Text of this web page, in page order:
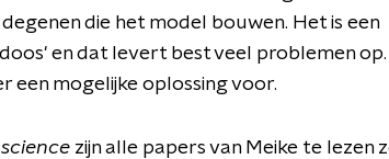
die het model bouwen. Het is een
en dat levert best veel problemen op.
een mogelijke oplossing voor.
zijn alle papers van Meike te lezen